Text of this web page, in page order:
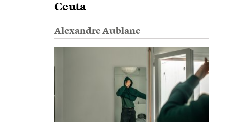
Ceuta
Alexandre Aublanc